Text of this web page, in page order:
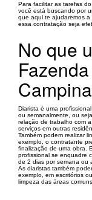
Para facilitar as tarefas
você está buscando por
que aqui te ajudaremos a
essa contratação seja
No que
Diarista é uma
ou semanalmente, ou
relação de trabalho com
serviços em outras
Também podem realizar
exemplo, o contratante
finalização de uma obra.
profissional se enquadre
de 2 dias por semana ou
As diaristas também
exemplo, em escritórios
limpeza das áreas